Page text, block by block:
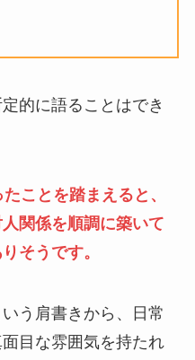
的に語ることはでき
ことを踏まえると、
関係を順調に築いて
そうです。
う肩書きから、日常
目な雰囲気を持たれ